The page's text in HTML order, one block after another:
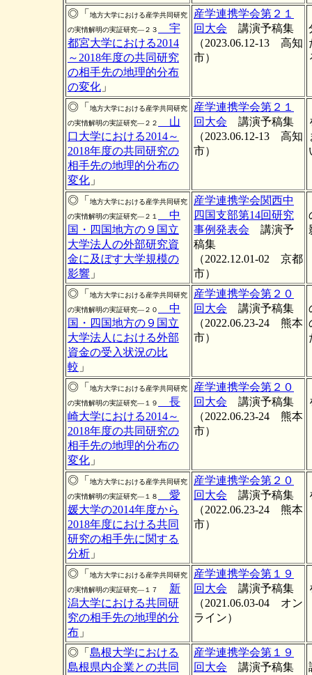
◎「 地方大学における産学共同研究
の実情解明の実証研究―２３
宇
都宮大学における2014
～2018年度の共同研究
の相手先の地理的分布
の変化 」
産学連携学会第２１
回大会 講演予稿集
（2023.06.12-13 高知
市）
◎「 地方大学における産学共同研究
の実情解明の実証研究―２２
山
口大学における2014～
2018年度の共同研究の
相手先の地理的分布の
変化 」
産学連携学会第２１
回大会 講演予稿集
（2023.06.12-13 高知
市）
◎「 地方大学における産学共同研究
の実情解明の実証研究―２１
中
国・四国地方の９国立
大学法人の外部研究資
金に及ぼす大学規模の
影響 」
産学連携学会関西中
四国支部第14回研究
事例発表会 講演予
稿集
（2022.12.01-02 京都
市）
◎「 地方大学における産学共同研究
の実情解明の実証研究―２０
中
国・四国地方の９国立
大学法人における外部
資金の受入状況の比
較 」
産学連携学会第２０
回大会 講演予稿集
（2022.06.23-24 熊本
市）
◎「 地方大学における産学共同研究
の実情解明の実証研究―１９
長
崎大学における2014～
2018年度の共同研究の
相手先の地理的分布の
変化 」
産学連携学会第２０
回大会 講演予稿集
（2022.06.23-24 熊本
市）
◎「 地方大学における産学共同研究
の実情解明の実証研究―１８
愛
媛大学の2014年度から
2018年度における共同
研究の相手先に関する
分析 」
産学連携学会第２０
回大会 講演予稿集
（2022.06.23-24 熊本
市）
◎「 地方大学における産学共同研究
の実情解明の実証研究―１７
新
潟大学における共同研
究の相手先の地理的分
布 」
産学連携学会第１９
回大会 講演予稿集
（2021.06.03-04 オン
ライン）
◎「 島根大学における
島根県内企業との共同
産学連携学会第１９
回大会 講演予稿集